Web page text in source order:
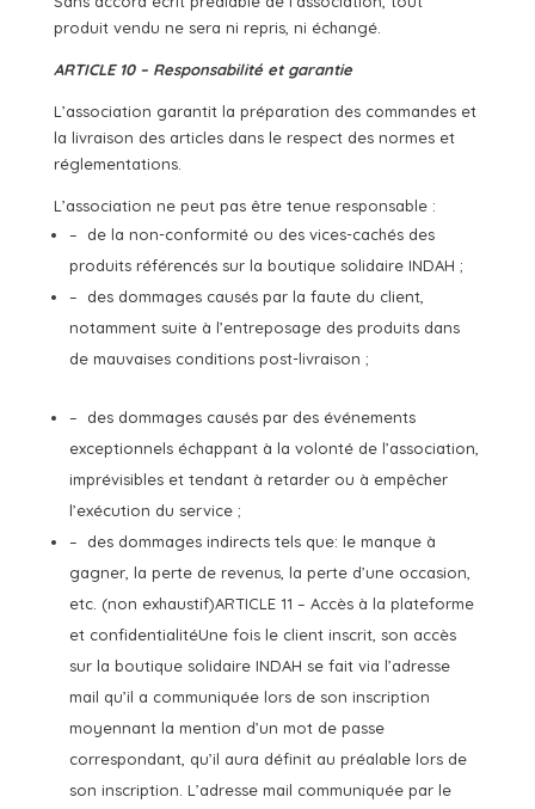
produit vendu ne sera ni repris, ni échangé.
ARTICLE 10 – Responsabilité et garantie
L’association garantit la préparation des commandes et
la livraison des articles dans le respect des normes et
réglementations.
L’association ne peut pas être tenue responsable :
– de la non-conformité ou des vices-cachés des
produits référencés sur la boutique solidaire INDAH ;
– des dommages causés par la faute du client,
notamment suite à l’entreposage des produits dans
de mauvaises conditions post-livraison ;
– des dommages causés par des événements
exceptionnels échappant à la volonté de l’association,
imprévisibles et tendant à retarder ou à empêcher
l’exécution du service ;
– des dommages indirects tels que: le manque à
gagner, la perte de revenus, la perte d’une occasion,
etc. (non exhaustif)ARTICLE 11 – Accès à la plateforme
et confidentialitéUne fois le client inscrit, son accès
sur la boutique solidaire INDAH se fait via l’adresse
mail qu’il a communiquée lors de son inscription
moyennant la mention d’un mot de passe
correspondant, qu’il aura définit au préalable lors de
son inscription. L’adresse mail communiquée par le